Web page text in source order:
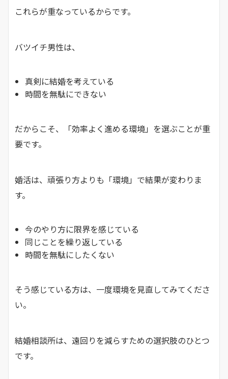
これらが重なっているからです。
バツイチ男性は、
真剣に結婚を考えている
時間を無駄にできない
だからこそ、「効率よく進める環境」を選ぶことが重
要です。
婚活は、頑張り方よりも「環境」で結果が変わりま
す。
今のやり方に限界を感じている
同じことを繰り返している
時間を無駄にしたくない
そう感じている方は、一度環境を見直してみてくださ
い。
結婚相談所は、遠回りを減らすための選択肢のひとつ
です。